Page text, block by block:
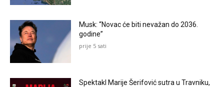
Musk: “Novac će biti nevažan do 2036.
godine”
prije 5 sati
Spektakl Marije Šerifović sutra u Travniku,